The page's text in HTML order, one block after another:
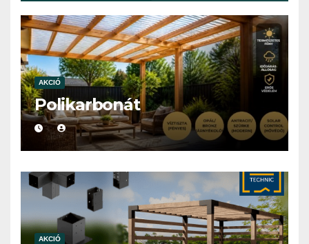
AKCIÓ
Polikarbonát
AKCIÓ